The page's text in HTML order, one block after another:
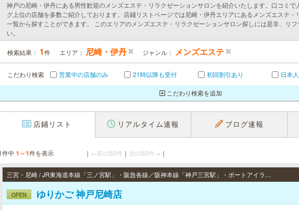
神戸の尼崎・伊丹にある男性歓迎のメンズエステ・リラクゼーションサロンを紹介いたします。口コミで
グ上位の店舗を多数ご紹介しております。店鋪リストページでは尼崎・伊丹エリアにあるメンズエステ・
一覧から探すことができます。 このエリアのメンズエステ・リラクゼーションサロン探しには是非、リ
い。
検索結果： 1件 エリア： 尼崎・伊丹 ジャンル： メンズエステ
こだわり検索 営業中の店舗のみ 21時以降も受付 初回割引あり 日本
こだわり検索を追加
店鋪リスト リアルタイム速報 ブログ速報
件中 1～1件を表示 ｜ ←前の50件 ｜ 次の50件→ ｜
三宮・尼崎 / JR東海道本線「三ノ宮駅」・阪急各線／阪神本線「神戸三宮駅」・ポートアイランド線「三宮駅」・地下鉄各線「三宮駅」より徒歩3分・JR各線「尼崎駅」より徒歩3分
OPEN ゆりかご 神戸尼崎店